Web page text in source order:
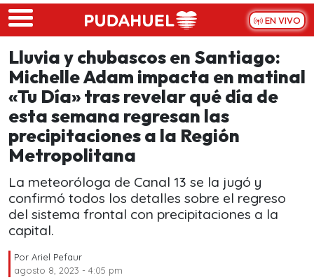
Skip to main content
EN VIVO
Lluvia y chubascos en Santiago:
Michelle Adam impacta en matinal
«Tu Día» tras revelar qué día de
esta semana regresan las
precipitaciones a la Región
Metropolitana
La meteoróloga de Canal 13 se la jugó y
confirmó todos los detalles sobre el regreso
del sistema frontal con precipitaciones a la
capital.
Por Ariel Pefaur
agosto 8, 2023 - 4:05 pm